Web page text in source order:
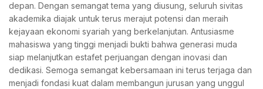
depan. Dengan semangat tema yang diusung, seluruh sivitas
akademika diajak untuk terus merajut potensi dan meraih
kejayaan ekonomi syariah yang berkelanjutan. Antusiasme
mahasiswa yang tinggi menjadi bukti bahwa generasi muda
siap melanjutkan estafet perjuangan dengan inovasi dan
dedikasi. Semoga semangat kebersamaan ini terus terjaga dan
menjadi fondasi kuat dalam membangun jurusan yang unggul